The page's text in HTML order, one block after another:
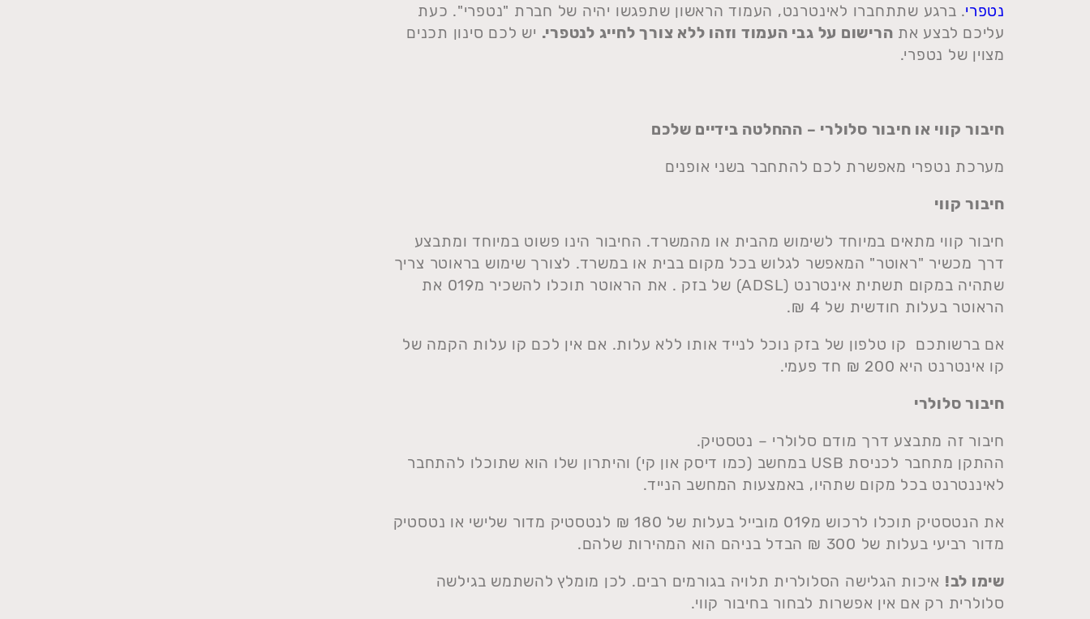
נטפרי. ברגע שתתחברו לאינטרנט, העמוד הראשון שתפגשו יהיה של חברת "נטפרי". כעת
עליכם לבצע את הרישום על גבי העמוד וזהו ללא צורך לחייג לנטפרי. יש לכם סינון תכנים
מצוין של נטפרי.
חיבור קווי או חיבור סלולרי – ההחלטה בידיים שלכם
מערכת נטפרי מאפשרת לכם להתחבר בשני אופנים
חיבור קווי
חיבור קווי מתאים במיוחד לשימוש מהבית או מהמשרד. החיבור הינו פשוט במיוחד ומתבצע
דרך מכשיר "ראוטר" המאפשר לגלוש בכל מקום בבית או במשרד. לצורך שימוש בראוטר צריך
שתהיה במקום תשתית אינטרנט (ADSL) של בזק . את הראוטר תוכלו להשכיר מ019 את
הראוטר בעלות חודשית של 4 ₪.
אם ברשותכם קו טלפון של בזק נוכל לנייד אותו ללא עלות. אם אין לכם קו עלות הקמה של
קו אינטרנט היא 200 ₪ חד פעמי.
חיבור סלולרי
חיבור זה מתבצע דרך מודם סלולרי – נטסטיק.
ההתקן מתחבר לכניסת USB במחשב (כמו דיסק און קי) והיתרון שלו הוא שתוכלו להתחבר
לאיננטרנט בכל מקום שתהיו, באמצעות המחשב הנייד.
את הנטסטיק תוכלו לרכוש מ019 מובייל בעלות של 180 ₪ לנטסטיק מדור שלישי או נטסטיק
מדור רביעי בעלות של 300 ₪ הבדל בניהם הוא המהירות שלהם.
שימו לב! איכות הגלישה הסלולרית תלויה בגורמים רבים. לכן מומלץ להשתמש בגילשה
סלולרית רק אם אין אפשרות לבחור בחיבור קווי.